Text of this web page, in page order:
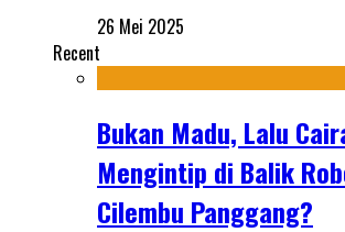
26 Mei 2025
Recent
Bukan Madu, Lalu
Mengintip di Balik
Cilembu Panggang?